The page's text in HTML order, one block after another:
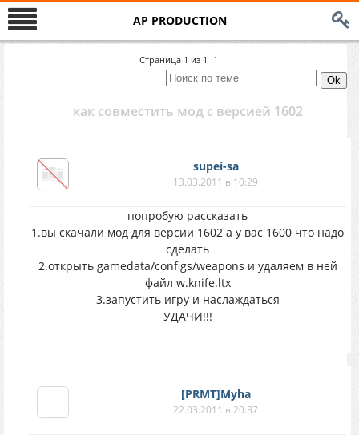
AP PRODUCTION
Страница 1 из 1 1
как совместить мод с версией 1602
supei-sa
13.03.2011 в 10:29
попробую рассказать
1.вы скачали мод для версии 1602 а у вас 1600 что надо
сделать
2.открыть gamedata/configs/weapons и удаляем в ней
файл w.knife.ltx
3.запустить игру и наслаждаться
УДАЧИ!!!
[PRMT]Myha
22.03.2011 в 20:37